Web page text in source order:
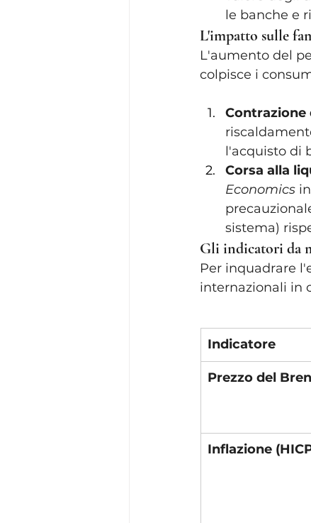
le banche e
L'impatto sulle
L'aumento del
colpisce i
Contrazione
l'acquisto di
Corsa alla
Economics
sistema)
Gli indicatori da
Per inquadrare
internazionali in
Indicatore
Prezzo del
Inflazione